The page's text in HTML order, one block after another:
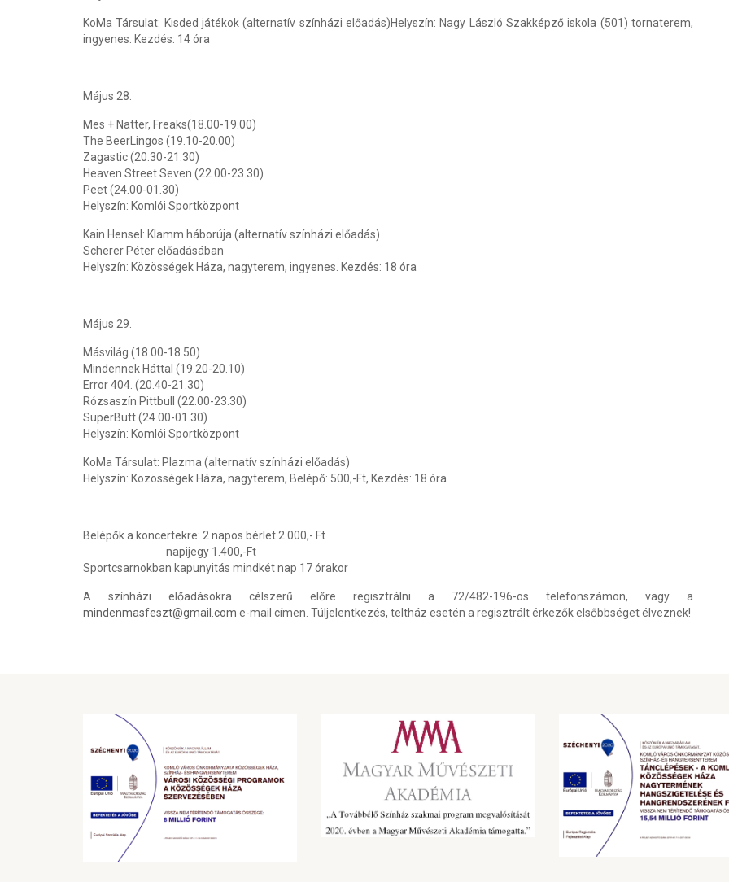
KoMa Társulat: Kisded játékok (alternatív színházi előadás)Helyszín: Nagy László Szakképző iskola (501) tornaterem,
ingyenes . Kezdés: 14 óra
Május 28.
Mes + Natter, Freaks(18.00-19.00)
The BeerLingos (19.10-20.00)
Zagastic(20.30-21.30)
Heaven Street Seven (22.00-23.30)
Peet(24.00-01.30)
Helyszín: Komlói Sportközpont
Kain Hensel: Klamm háborúja (alternatív színházi előadás)
Scherer Péter előadásában
Helyszín: Közösségek Háza, nagyterem, ingyenes . Kezdés: 18 óra
Május 29.
Másvilág (18.00-18.50)
Mindennek Háttal (19.20-20.10)
Error 404. (20.40-21.30)
Rózsaszín Pittbull (22.00-23.30)
SuperButt(24.00-01.30)
Helyszín: Komlói Sportközpont
KoMa Társulat: Plazma (alternatív színházi előadás)
Helyszín: Közösségek Háza, nagyterem, Belépő: 500,-Ft, Kezdés: 18 óra
Belépők a koncertekre: 2 napos bérlet 2.000,- Ft
napijegy 1.400,-Ft
Sportcsarnokban kapunyitás mindkét nap 17 órakor
A színházi előadásokra célszerű előre regisztrálni a 72/482-196-os telefonszámon, vagy a
mindenmasfeszt@gmail.com e-mail címen. Túljelentkezés, teltház esetén a regisztrált érkezők elsőbbséget élveznek!